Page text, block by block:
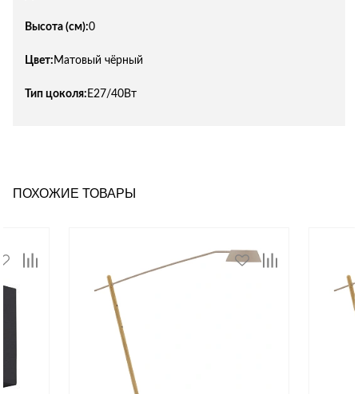
Высота (см):0
Цвет: Матовый чёрный
Тип цоколя: Е27/40Вт
ПОХОЖИЕ ТОВАРЫ